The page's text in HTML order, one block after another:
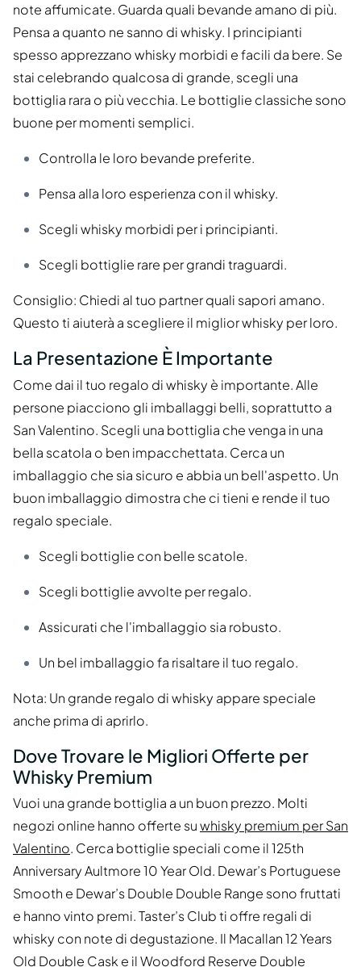
note affumicate. Guarda quali bevande amano di più.
Pensa a quanto ne sanno di whisky. I principianti
spesso apprezzano whisky morbidi e facili da bere. Se
stai celebrando qualcosa di grande, scegli una
bottiglia rara o più vecchia. Le bottiglie classiche sono
buone per momenti semplici.
Controlla le loro bevande preferite.
Pensa alla loro esperienza con il whisky.
Scegli whisky morbidi per i principianti.
Scegli bottiglie rare per grandi traguardi.
Consiglio: Chiedi al tuo partner quali sapori amano.
Questo ti aiuterà a scegliere il miglior whisky per loro.
La Presentazione È Importante
Come dai il tuo regalo di whisky è importante. Alle
persone piacciono gli imballaggi belli, soprattutto a
San Valentino. Scegli una bottiglia che venga in una
bella scatola o ben impacchettata. Cerca un
imballaggio che sia sicuro e abbia un bell'aspetto. Un
buon imballaggio dimostra che ci tieni e rende il tuo
regalo speciale.
Scegli bottiglie con belle scatole.
Scegli bottiglie avvolte per regalo.
Assicurati che l'imballaggio sia robusto.
Un bel imballaggio fa risaltare il tuo regalo.
Nota: Un grande regalo di whisky appare speciale
anche prima di aprirlo.
Dove Trovare le Migliori Offerte per
Whisky Premium
Vuoi una grande bottiglia a un buon prezzo. Molti
negozi online hanno offerte suwhisky premium per San
Valentino. Cerca bottiglie speciali come il 125th
Anniversary Aultmore 10 Year Old. Dewar’s Portuguese
Smooth e Dewar’s Double Double Range sono fruttati
e hanno vinto premi. Taster’s Club ti offre regali di
whisky con note di degustazione. Il Macallan 12 Years
Old Double Cask e il Woodford Reserve Double